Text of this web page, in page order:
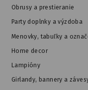
Obrusy a prestieranie
Party doplnky a výzdoba
Menovky, tabuľky a
Home decor
Lampióny
Girlandy, bannery a